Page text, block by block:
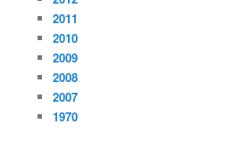
2011
2010
2009
2008
2007
1970